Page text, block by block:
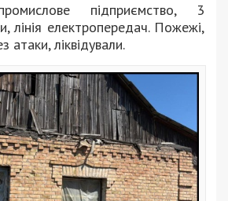
підприємство, 3
лінія електропередач. Пожежі,
атаки, ліквідували.